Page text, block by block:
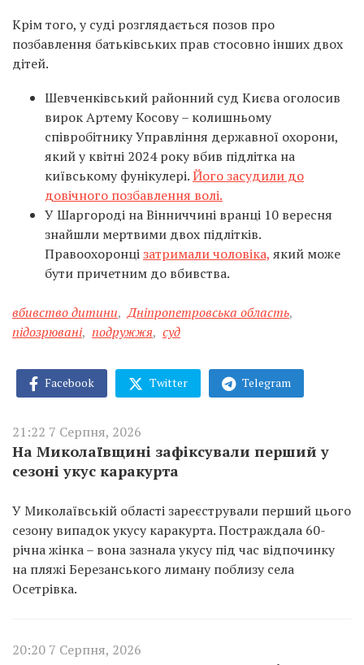
Крім того, у суді розглядається позов про
позбавлення батьківських прав стосовно інших двох
дітей.
Шевченківський районний суд Києва оголосив
вирок Артему Косову – колишньому
співробітнику Управління державної охорони,
який у квітні 2024 року вбив підлітка на
київському фунікулері.Його засудили до
довічного позбавлення волі.
У Шаргороді на Вінниччині вранці 10 вересня
знайшли мертвими двох підлітків.
Правоохоронцізатримали чоловіка, який може
бути причетним до вбивства.
вбивство дитини, Дніпропетровська область,
підозрювані, подружжя, суд
Facebook Twitter Telegram
21:22 7 Серпня, 2026
На Миколаївщині зафіксували перший у
сезоні укус каракурта
У Миколаївській області зареєстрували перший цього
сезону випадок укусу каракурта. Постраждала 60-
річна жінка – вона зазнала укусу під час відпочинку
на пляжі Березанського лиману поблизу села
Осетрівка.
20:20 7 Серпня, 2026